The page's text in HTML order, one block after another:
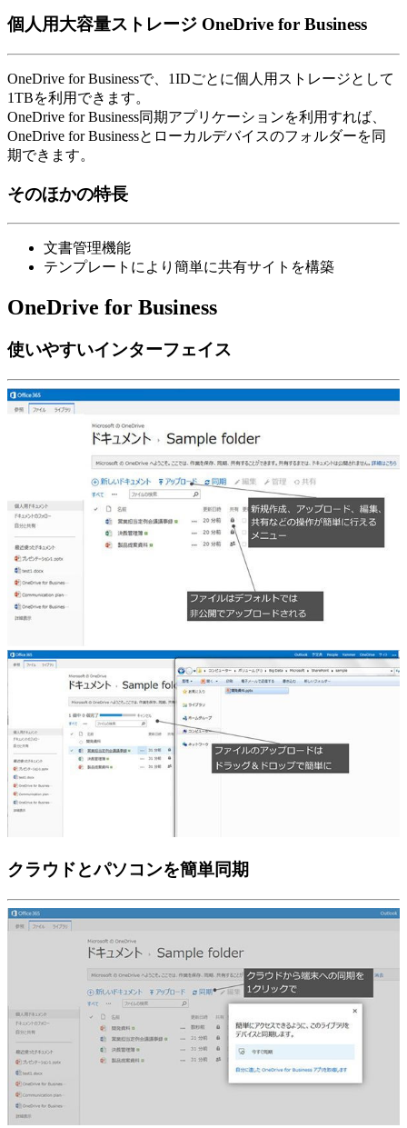
個人用大容量ストレージ OneDrive for Business
OneDrive for Businessで、1IDごとに個人用ストレージとして
1TBを利用できます。
OneDrive for Business同期アプリケーションを利用すれば、
OneDrive for Businessとローカルデバイスのフォルダーを同
期できます。
そのほかの特長
文書管理機能
テンプレートにより簡単に共有サイトを構築
OneDrive for Business
使いやすいインターフェイス
クラウドとパソコンを簡単同期